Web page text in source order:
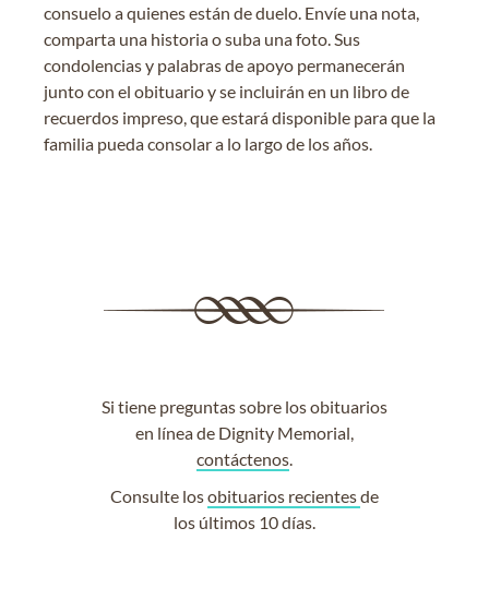
consuelo a quienes están de duelo. Envíe una nota,
comparta una historia o suba una foto. Sus
condolencias y palabras de apoyo permanecerán
junto con el obituario y se incluirán en un libro de
recuerdos impreso, que estará disponible para que la
familia pueda consolar a lo largo de los años.
Si tiene preguntas sobre los obituarios
en línea de Dignity Memorial,
contáctenos.
Consulte losobituarios recientesde
los últimos 10 días.